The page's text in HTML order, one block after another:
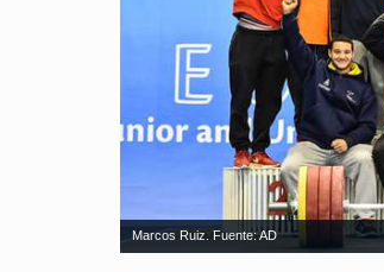
Marcos Ruiz. Fuente: AD